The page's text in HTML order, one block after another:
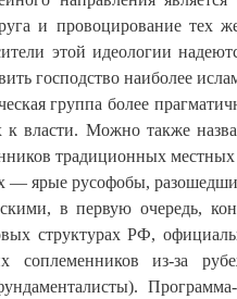
и провоцирование тех
этой идеологии
господство наиболее
группа более
власти. Можно также
традиционных
— ярые русофобы,
в первую очередь,
структурах РФ,
соплеменников из-за